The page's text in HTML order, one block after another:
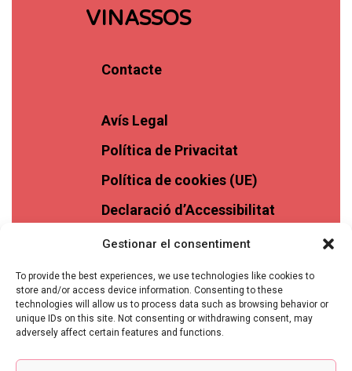
Gestionar el consentiment
To provide the best experiences, we use technologies like cookies to
store and/or access device information. Consenting to these
technologies will allow us to process data such as browsing behavior or
unique IDs on this site. Not consenting or withdrawing consent, may
adversely affect certain features and functions.
VINASSOS
Contacte
Avís Legal
Política de Privacitat
Política de cookies (UE)
Declaració d’Accessibilitat